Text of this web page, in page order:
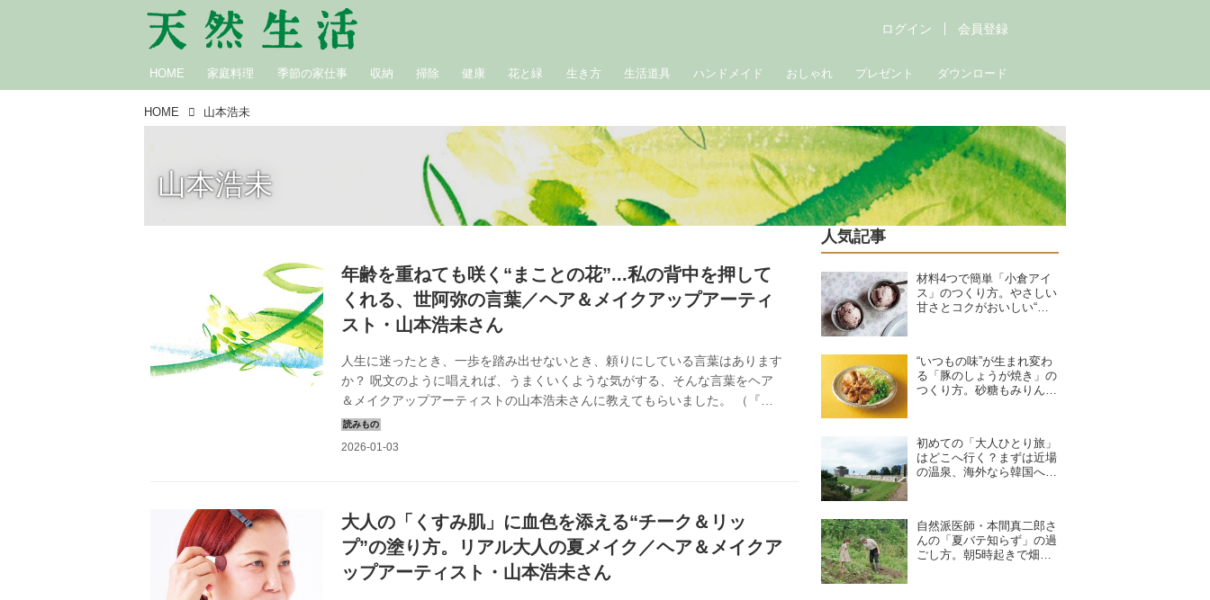
HOME 家庭料理 季節の家仕事 収納 掃除 健康 花と緑 生き方 生活道具 ハンドメイド おしゃれ プレゼント ダウンロード
ログイン 会員登録
HOME 山本浩未
山本浩未
年齢を重ねても咲く“まことの花”...私の背中を押して
くれる、世阿弥の言葉／ヘア＆メイクアップアーティ
スト・山本浩未さん
人生に迷ったとき、一歩を踏み出せないとき、頼りにしている言葉はあります
か？ 呪文のように唱えれば、うまくいくような気がする、そんな言葉をヘア
＆メイクアップアーティストの山本浩未さんに教えてもらいました。 （『天
然生活』2025年1月号掲載） 本当の美しさ・まことの花とは何かを教えてくれ
る 若さにとらわれず、“まことの花”を育てる心 時分の花をまことの花と知る
説いていて、仕事柄も大変...
大人の「くすみ肌」に血色を添える“チーク＆リッ
プ”の塗り方。リアル大人の夏メイク／ヘア＆メイクア
ップアーティスト・山本浩未さん
人気記事
材料4つで簡単「小倉アイ
ス」のつくり方。やさしい
甘さとコクがおいしい“混
“いつもの味”が生まれ変わ
る「豚のしょうが焼き」の
つくり方。砂糖もみりんも
め記事
初めての「大人ひとり旅」
はどこへ行く？まずは近場
の温泉、海外なら韓国へ。
自然派医師・本間真二郎さ
んの「夏バテ知らず」の過
ごし方。朝5時起きで畑